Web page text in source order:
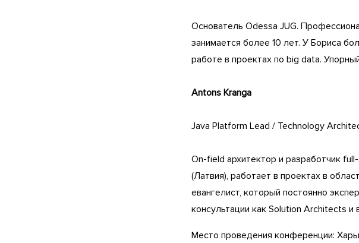
Основатель Odessa JUG.
занимается более 10 лет. У Бориса
работе в проектах по big data.
Antons Kranga
Java Platform Lead / Technology
On-field архитектор и разработчик
(Латвия), работает в проектах в
евангелист, который постоянно
консультации как Solution Architects и
Место проведения конференции: